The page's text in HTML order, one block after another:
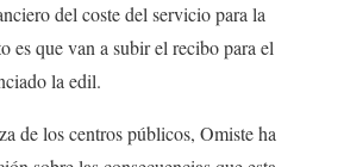
del coste del servicio para la
es que van a subir el recibo para el
la edil.
de los centros públicos, Omiste ha